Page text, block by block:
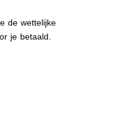
de wettelijke
je betaald.